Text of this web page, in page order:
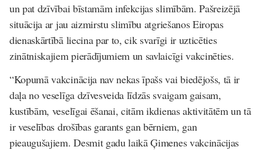
un pat dzīvībai bīstamām infekcijas slimībām. Pašreizējā
situācija ar jau aizmirstu slimību atgriešanos Eiropas
dienaskārtībā liecina par to, cik svarīgi ir uzticēties
zinātniskajiem pierādījumiem un savlaicīgi vakcinēties.
“Kopumā vakcinācija nav nekas īpašs vai biedējošs, tā ir
daļa no veselīga dzīvesveida līdzās svaigam gaisam,
kustībām, veselīgai ēšanai, citām ikdienas aktivitātēm un tā
ir veselības drošības garants gan bērniem, gan
pieaugušajiem. Desmit gadu laikā Ģimenes vakcinācijas